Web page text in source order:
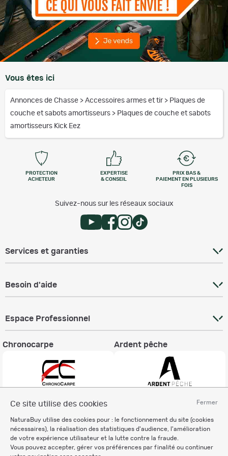
Fermer
Ce site utilise des cookies
NaturaBuy utilise des cookies pour : le fonctionnement du site (cookies
nécessaires), la réalisation des statistiques d'audience, l'amélioration
de votre expérience utilisateur et la lutte contre la fraude.
Vous pouvez accepter, gérer vos préférences par finalité ou continuer
Vous êtes ici
Annonces de Chasse > Accessoires armes et tir > Plaques de
couche et sabots amortisseurs > Plaques de couche et sabots
amortisseurs Kick Eez
PROTECTION
ACHETEUR
EXPERTISE
& CONSEIL
PRIX BAS &
PAIEMENT EN PLUSIEURS
FOIS
Suivez-nous sur les réseaux sociaux
Services et garanties
Besoin d'aide
Espace Professionnel
Chronocarpe Ardent pêche
Charte éthique
Mentions légales
Règlement & Conditions d'utilisation